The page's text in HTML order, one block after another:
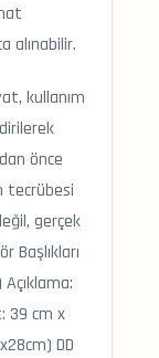
alınabilir.
kullanım
önce
tecrübesi
gerçek
Başlıkları
39 cm x
DD